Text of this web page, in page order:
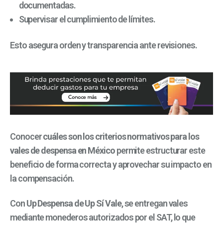
documentadas.
Supervisar el cumplimiento de límites.
Esto asegura orden y transparencia ante revisiones.
Conocercuáles son los criterios normativos para los
vales de despensa en Méxicopermite estructurar este
beneficio de forma correcta y aprovechar su impacto en
la compensación.
ConUp Despensa de Up Sí Vale, se entregan vales
mediante monederos autorizados por el SAT, lo que